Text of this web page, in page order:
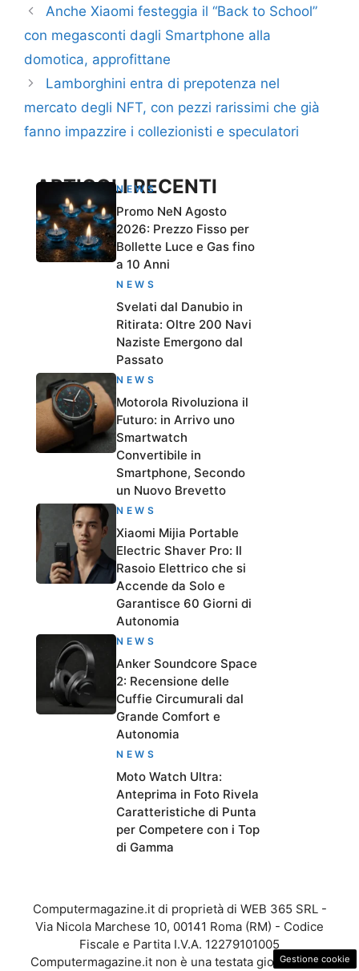
Anche Xiaomi festeggia il “Back to School”
con megasconti dagli Smartphone alla
domotica, approfittane
Lamborghini entra di prepotenza nel
mercato degli NFT, con pezzi rarissimi che già
fanno impazzire i collezionisti e speculatori
ARTICOLI RECENTI
NEWS
Promo NeN Agosto
2026: Prezzo Fisso per
Bollette Luce e Gas fino
a 10 Anni
NEWS
Svelati dal Danubio in
Ritirata: Oltre 200 Navi
Naziste Emergono dal
Passato
NEWS
Motorola Rivoluziona il
Futuro: in Arrivo uno
Smartwatch
Convertibile in
Smartphone, Secondo
un Nuovo Brevetto
NEWS
Xiaomi Mijia Portable
Electric Shaver Pro: Il
Rasoio Elettrico che si
Accende da Solo e
Garantisce 60 Giorni di
Autonomia
NEWS
Anker Soundcore Space
2: Recensione delle
Cuffie Circumurali dal
Grande Comfort e
Autonomia
NEWS
Moto Watch Ultra:
Anteprima in Foto Rivela
Caratteristiche di Punta
per Competere con i Top
di Gamma
Computermagazine.it di proprietà di WEB 365 SRL -
Via Nicola Marchese 10, 00141 Roma (RM) - Codice
Fiscale e Partita I.V.A. 12279101005
Computermagazine.it non è una testata giornalistica,
Gestione cookie